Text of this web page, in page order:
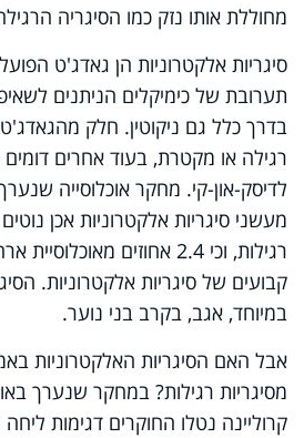
מחוללת אותו נזק כמו הסיגריה
סיגריות אלקטרוניות הן גאדג'ט
תערובת של כימיקלים הניתנים
בדרך כלל גם ניקוטין. חלק
רגילה או מקטרת, בעוד אחרים דומים
לדיסק-און-קי. מחקר אוכלוסייה
מעשני סיגריות אלקטרוניות אכן
רגילות, וכי 2.4 אחוזים
קבועים של סיגריות אלקטרוניות.
במיוחד, אגב, בקרב בני נוער.
אבל האם הסיגריות האלקטרוניות
מסיגריות רגילות? במחקר שנערך
קרוליינה נטלו החוקרים דגימות